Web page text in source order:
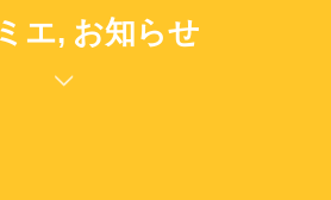
エ, お知らせ